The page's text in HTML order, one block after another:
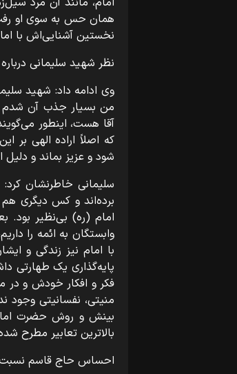
همان حس به سوی او
نخستین آشنایی‌اش با
نظر شهید سلیمانی
وی ادامه داد: شهید
من بسیار جذب آن شدم
آقا هست، اینطور
که اصلاً اراده الهی بر
شود و عزیز بماند و
سلیمانی خاطرنشان
برده‌اند و کس دیگری هم
امام (ره) بی‌نظیر بود.
وابستگان به ائمه را
با امام نیز زندگی و
پایه‌گذاری یک طهارتی
فکر و افکار خودش و در
منیتی، نفسانیتی
بینش و روش حضرت
بالاترین تعابیر مطرح
احساس حاج قاسم